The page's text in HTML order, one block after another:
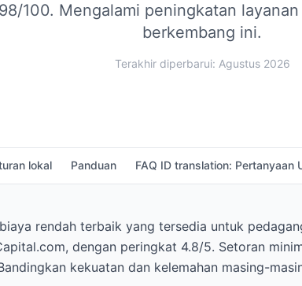
100. Mengalami peningkatan
berkembang ini.
Terakhir diperbarui: Agustus 2026
lokal Panduan FAQ ID translation: Pertanyaan
rendah terbaik yang tersedia untuk
dengan peringkat 4.8/5. Setoran
kekuatan dan kelemahan masing-